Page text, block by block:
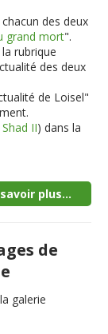
des deux
grand mort".
rubrique
des deux
de Loisel"
Shad II) dans la
plus...
de
galerie